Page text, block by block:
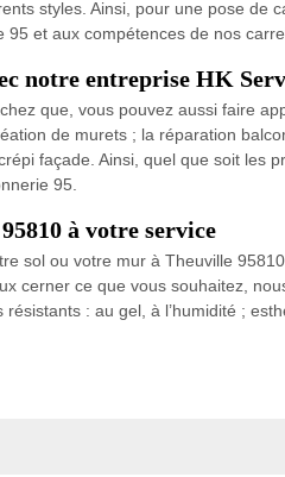
styles. Ainsi, pour une pose
95 et aux compétences de nos
notre entreprise HK
que, vous pouvez aussi faire
de murets ; la réparation
façade. Ainsi, quel que soit les
95.
à votre service
sol ou votre mur à Theuville
cerner ce que vous souhaitez,
: au gel, à l’humidité ;